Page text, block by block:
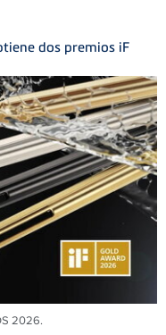
dos premios iF
2026.